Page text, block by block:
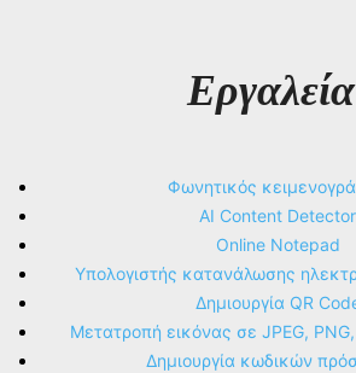
Εργαλεία
Φωνητικός
AI Content Detector
Online Notepad
Υπολογιστής κατανάλωσης
Δημιουργία QR
Μετατροπή εικόνας σε JPEG, PNG,
Δημιουργία κωδικών